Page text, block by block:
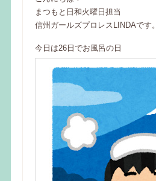
まつもと日和火曜日担当
信州ガールズプロレスLINDAです。
今日は26日でお風呂の日